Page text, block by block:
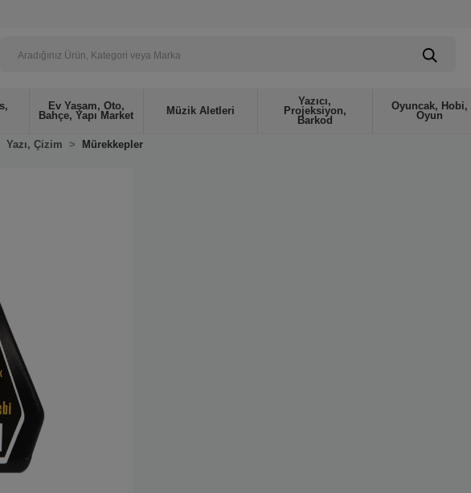
Ev Yaşam, Oto,
Bahçe, Yapı Market
Müzik Aletleri
Yazıcı,
Projeksiyon,
Barkod
Oyuncak, Hobi,
Oyun
Yazı, Çizim Mürekkepler